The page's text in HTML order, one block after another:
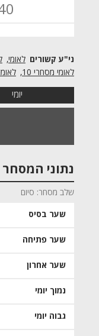
לאומי
לאומי מסחרי 10
יומי
נתוני המסחר
שלב מסחר סיום
שער בסיס
שער פתיחה
שער אחרון
נמוך יומי
גבוה יומי